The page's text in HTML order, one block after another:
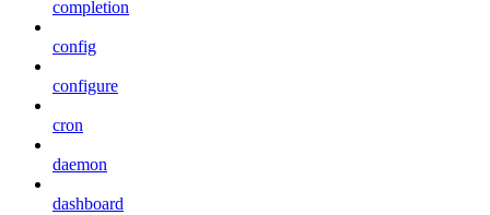
completion
config
configure
cron
daemon
dashboard